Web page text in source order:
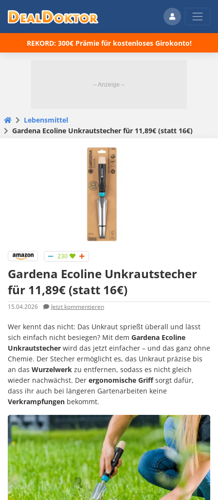
REKORD: 300€ Prämie für kostenloses Girokonto!
Lebensmittel
Gardena Ecoline Unkrautstecher für 11,89€ (statt 16€)
230
Gardena Ecoline Unkrautstecher
für 11,89€ (statt 16€)
15.04.2026 Jetzt kommentieren
Wer kennt das nicht: Das Unkraut sprießt überall und lässt
sich einfach nicht besiegen? Mit dem Gardena Ecoline
Unkrautstecher wird das jetzt einfacher – und das ganz ohne
Chemie. Der Stecher ermöglicht es, das Unkraut präzise bis
an das Wurzelwerk zu entfernen, sodass es nicht gleich
wieder nachwächst. Der ergonomische Griffsorgt dafür,
dass ihr auch bei längeren Gartenarbeiten keine
Verkrampfungen bekommt.